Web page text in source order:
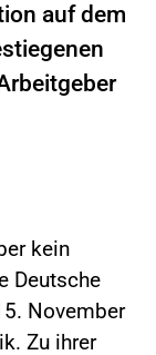
auf dem
kein
Deutsche
November
Zu ihrer